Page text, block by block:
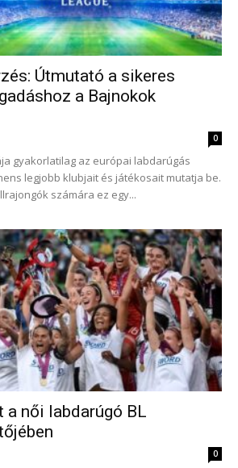
Útmutató a sikeres
a Bajnokok
0
gyakorlatilag az európai labdarúgás
legjobb klubjait és játékosait mutatja be.
számára ez egy...
a női labdarúgó BL
0